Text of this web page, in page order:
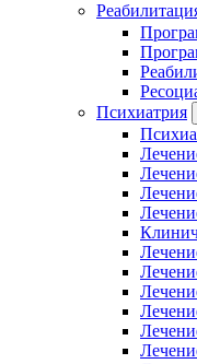
Психиатрия